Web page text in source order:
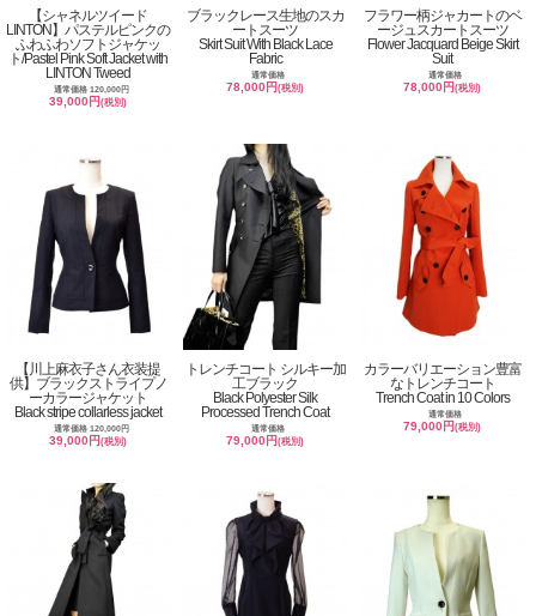
【シャネルツイード
LINTON】パステルピンクの
ふわふわソフトジャケッ
ト/Pastel Pink Soft Jacket with
LINTON Tweed
通常価格 120,000円
39,000円(税別)
ブラックレース生地のスカ
ートスーツ
Skirt Suit With Black Lace
Fabric
通常価格
78,000円(税別)
フラワー柄ジャカートのベ
ージュスカートスーツ
Flower Jacquard Beige Skirt
Suit
通常価格
78,000円(税別)
【川上麻衣子さん衣装提
供】ブラックストライプノ
ーカラージャケット
Black stripe collarless jacket
通常価格 120,000円
39,000円(税別)
トレンチコート シルキー加
工ブラック
Black Polyester Silk
Processed Trench Coat
通常価格
79,000円(税別)
カラーバリエーション豊富
なトレンチコート
Trench Coat in 10 Colors
通常価格
79,000円(税別)